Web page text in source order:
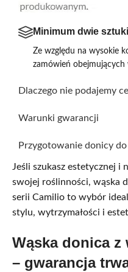
Minimum dwie sztuki
Ze względu na wysokie
zamówień obejmujących
Dlaczego nie podajemy
Warunki gwarancji
Przygotowanie donicy
Jeśli szukasz estetycznej i
swojej roślinności, wąska
serii Camilio to wybór
stylu, wytrzymałości i
Wąska donica z
– gwarancja